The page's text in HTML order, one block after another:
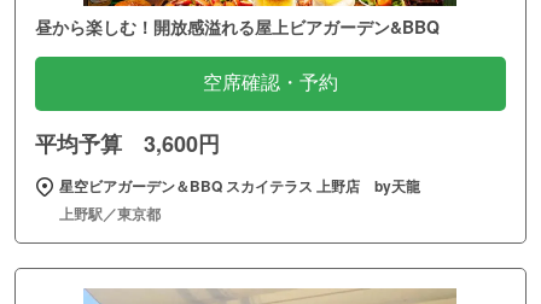
昼から楽しむ！開放感溢れる屋上ビアガーデン&BBQ
空席確認・予約
平均予算 3,600円
星空ビアガーデン＆BBQ スカイテラス 上野店 by天龍
上野駅／東京都